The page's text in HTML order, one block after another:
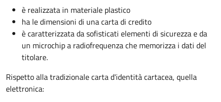
è realizzata in materiale plastico
ha le dimensioni di una carta di credito
è caratterizzata da sofisticati elementi di sicurezza e da
un microchip a radiofrequenza che memorizza i dati del
titolare.
Rispetto alla tradizionale carta d'identità cartacea, quella
elettronica: